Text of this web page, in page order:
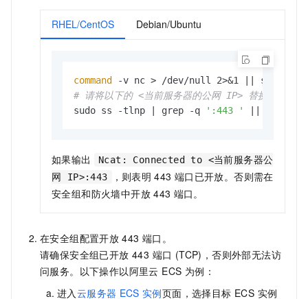
RHEL/CentOS Debian/Ubuntu
command
# 请将以下的 <当前服务器的公网 IP> 替换为当前
sudo ss -tlnp | grep -q
':443 '
如果输出
Ncat: Connected to <当前服务器公
网 IP>:443
，则表明 443 端口已开放。否则需在
安全组和防火墙中开放 443 端口。
在安全组配置开放 443 端口。
请确保安全组已开放 443 端口 (TCP)，否则外部无法访
问服务。以下操作以阿里云 ECS 为例：
进入 云服务器 ECS 实例页面，选择目标 ECS 实例